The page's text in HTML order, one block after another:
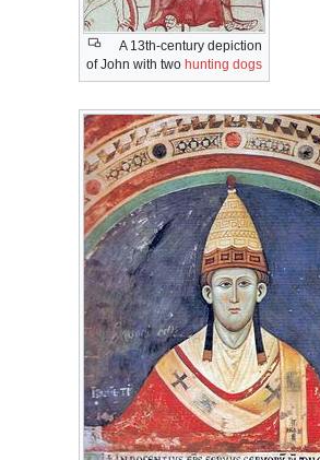
A 13th-century depiction
of John with two hunting dogs